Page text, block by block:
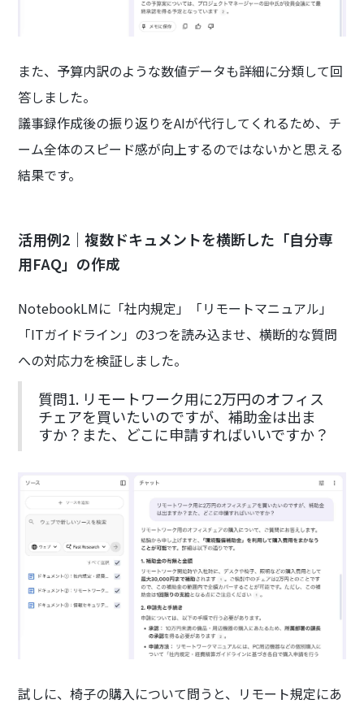
また、予算内訳のような数値データも詳細に分類して回
答しました。
議事録作成後の振り返りをAIが代行してくれるため、チ
ーム全体のスピード感が向上するのではないかと思える
結果です。
活用例2｜複数ドキュメントを横断した「自分専
用FAQ」の作成
NotebookLMに「社内規定」「リモートマニュアル」
「ITガイドライン」の3つを読み込ませ、横断的な質問
への対応力を検証しました。
質問1. リモートワーク用に2万円のオフィス
チェアを買いたいのですが、補助金は出ま
すか？また、どこに申請すればいいですか？
試しに、椅子の購入について問うと、リモート規定にあ